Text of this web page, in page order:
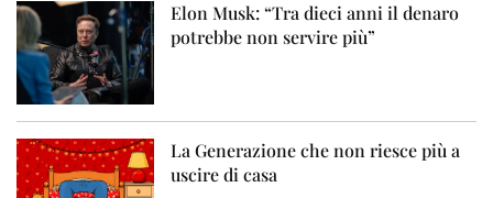
Elon Musk: “Tra dieci anni il denaro
potrebbe non servire più”
La Generazione che non riesce più a
uscire di casa